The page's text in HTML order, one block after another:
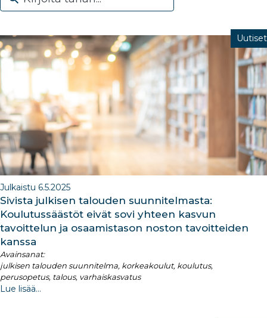
Uutiset
Julkaistu 6.5.2025
Sivista julkisen talouden suunnitelmasta:
Koulutussäästöt eivät sovi yhteen kasvun
tavoittelun ja osaamistason noston tavoitteiden
kanssa
Avainsanat:
julkisen talouden suunnitelma, korkeakoulut, koulutus,
perusopetus, talous, varhaiskasvatus
Lue lisää...